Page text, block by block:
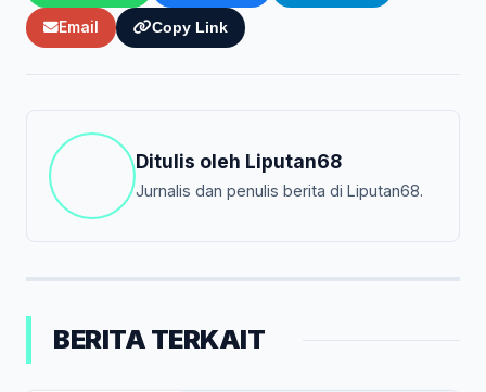
Email Copy Link
Ditulis oleh Liputan68
Jurnalis dan penulis berita di Liputan68.
BERITA TERKAIT